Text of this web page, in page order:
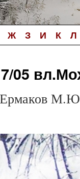
Ж З И К Л
05